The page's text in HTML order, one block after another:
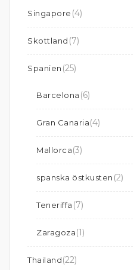
Singapore (4)
Skottland (7)
Spanien (25)
Barcelona (6)
Gran Canaria(4)
Mallorca(3)
spanska östkusten (2)
Teneriffa (7)
Zaragoza(1)
Thailand(22)